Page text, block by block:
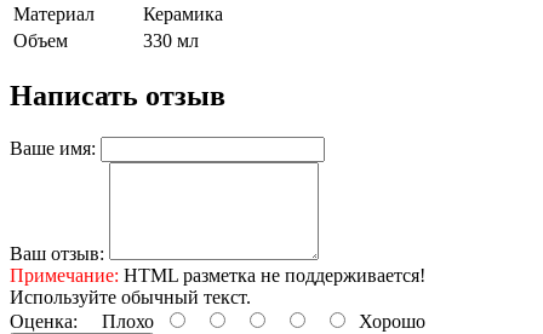
Материал
Керамика
Объем
330 мл
Написать отзыв
Ваше имя:
Ваш отзыв:
Примечание: HTML разметка не поддерживается!
Используйте обычный текст.
Оценка: Плохо Хорошо